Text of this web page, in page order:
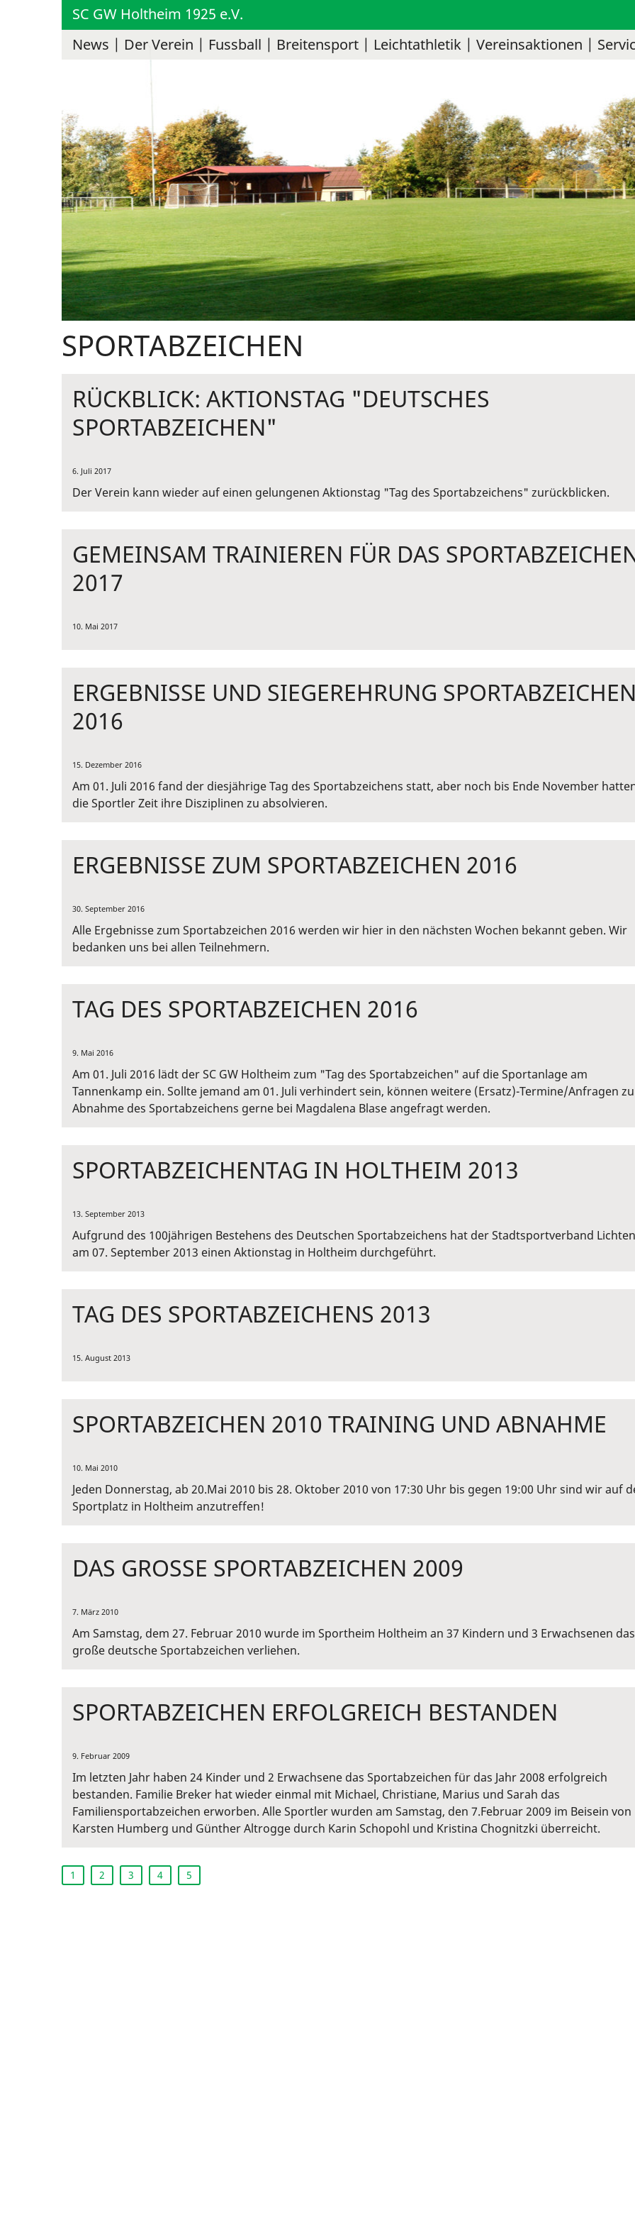
SC GW Holtheim 1925 e.V.
News
Der Verein Fussball Breitensport Leichtathletik Vereinsaktionen
SPORTABZEICHEN
RÜCKBLICK: AKTIONSTAG "DEUTSCHES
SPORTABZEICHEN"
6. Juli 2017
Der Verein kann wieder auf einen gelungenen Aktionstag "Tag des Sportabzeichens" zurückblicken.
GEMEINSAM TRAINIEREN FÜR DAS
2017
10. Mai 2017
ERGEBNISSE UND SIEGEREHRUNG
2016
15. Dezember 2016
Am 01. Juli 2016 fand der diesjährige Tag des Sportabzeichens statt, aber noch bis Ende November
die Sportler Zeit ihre Disziplinen zu absolvieren.
ERGEBNISSE ZUM SPORTABZEICHEN 2016
30. September 2016
Alle Ergebnisse zum Sportabzeichen 2016 werden wir hier in den nächsten Wochen bekannt geben. Wir
bedanken uns bei allen Teilnehmern.
TAG DES SPORTABZEICHEN 2016
9. Mai 2016
Am 01. Juli 2016 lädt der SC GW Holtheim zum "Tag des Sportabzeichen" auf die Sportanlage am
Tannenkamp ein. Sollte jemand am 01. Juli verhindert sein, können weitere (Ersatz)-Termine/Anfragen
Abnahme des Sportabzeichens gerne bei Magdalena Blase angefragt werden.
SPORTABZEICHENTAG IN HOLTHEIM 2013
13. September 2013
Aufgrund des 100jährigen Bestehens des Deutschen Sportabzeichens hat der Stadtsportverband
am 07. September 2013 einen Aktionstag in Holtheim durchgeführt.
TAG DES SPORTABZEICHENS 2013
15. August 2013
SPORTABZEICHEN 2010 TRAINING UND ABNAHME
10. Mai 2010
Jeden Donnerstag, ab 20.Mai 2010 bis 28. Oktober 2010 von 17:30 Uhr bis gegen 19:00 Uhr sind wir auf
Sportplatz in Holtheim anzutreffen!
DAS GROSSE SPORTABZEICHEN 2009
7. März 2010
Am Samstag, dem 27. Februar 2010 wurde im Sportheim Holtheim an 37 Kindern und 3 Erwachsenen das
große deutsche Sportabzeichen verliehen.
SPORTABZEICHEN ERFOLGREICH BESTANDEN
9. Februar 2009
Im letzten Jahr haben 24 Kinder und 2 Erwachsene das Sportabzeichen für das Jahr 2008 erfolgreich
bestanden. Familie Breker hat wieder einmal mit Michael, Christiane, Marius und Sarah das
Familiensportabzeichen erworben. Alle Sportler wurden am Samstag, den 7.Februar 2009 im Beisein von
Karsten Humberg und Günther Altrogge durch Karin Schopohl und Kristina Chognitzki überreicht.
1 2 3 4 5